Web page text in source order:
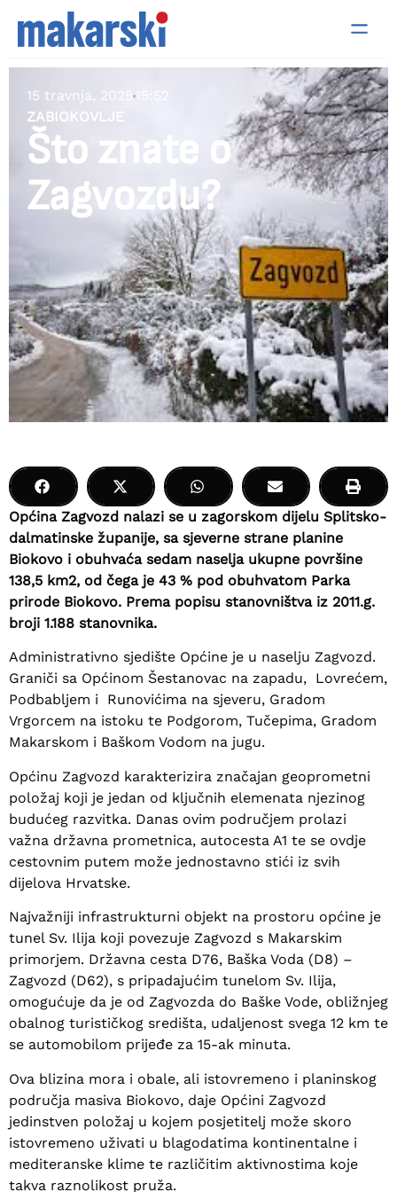
15 travnja, 2025
ZABIOKOVLJE
Što znate o
Zagvozdu?
Općina Zagvozd nalazi se u zagorskom dijelu Splitsko-
dalmatinske županije, sa sjeverne strane planine
Biokovo i obuhvaća sedam naselja ukupne površine
138,5 km2, od čega je 43 % pod obuhvatom Parka
prirode Biokovo. Prema popisu stanovništva iz 2011.g.
broji 1.188 stanovnika.
Administrativno sjedište Općine je u naselju Zagvozd.
Graniči sa Općinom Šestanovac na zapadu, Lovrećem,
Podbabljem i Runovićima na sjeveru, Gradom
Vrgorcem na istoku te Podgorom, Tučepima, Gradom
Makarskom i Baškom Vodom na jugu.
Općinu Zagvozd karakterizira značajan geoprometni
položaj koji je jedan od ključnih elemenata njezinog
budućeg razvitka. Danas ovim područjem prolazi
važna državna prometnica, autocesta A1 te se ovdje
cestovnim putem može jednostavno stići iz svih
dijelova Hrvatske.
Najvažniji infrastrukturni objekt na prostoru općine je
tunel Sv. Ilija koji povezuje Zagvozd s Makarskim
primorjem. Državna cesta D76, Baška Voda (D8) –
Zagvozd (D62), s pripadajućim tunelom Sv. Ilija,
omogućuje da je od Zagvozda do Baške Vode, obližnjeg
obalnog turističkog središta, udaljenost svega 12 km te
se automobilom prijeđe za 15-ak minuta.
Ova blizina mora i obale, ali istovremeno i planinskog
područja masiva Biokovo, daje Općini Zagvozd
jedinstven položaj u kojem posjetitelj može skoro
istovremeno uživati u blagodatima kontinentalne i
mediteranske klime te različitim aktivnostima koje
takva raznolikost pruža.